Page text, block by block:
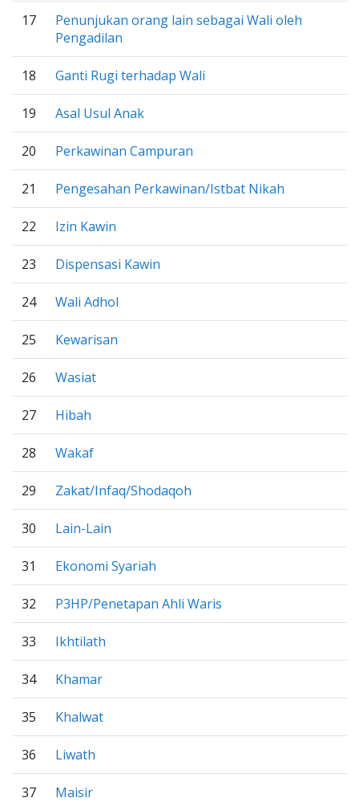
17
Penunjukan orang lain sebagai Wali oleh
Pengadilan
18 Ganti Rugi terhadap Wali
19 Asal Usul Anak
20 Perkawinan Campuran
21 Pengesahan Perkawinan/Istbat Nikah
22 Izin Kawin
23 Dispensasi Kawin
24 Wali Adhol
25 Kewarisan
26 Wasiat
27 Hibah
28 Wakaf
29 Zakat/Infaq/Shodaqoh
30 Lain-Lain
31 Ekonomi Syariah
32 P3HP/Penetapan Ahli Waris
33 Ikhtilath
34 Khamar
35 Khalwat
36 Liwath
37 Maisir